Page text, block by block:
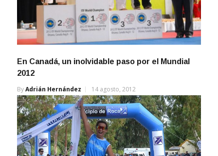
En Canadá, un inolvidable paso por el Mundial
2012
ByAdrián Hernández 14 agosto, 2012